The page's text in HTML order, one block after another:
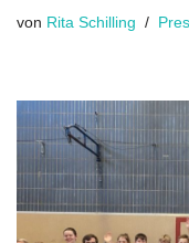
von Rita Schilling